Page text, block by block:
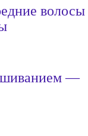
волосы
—